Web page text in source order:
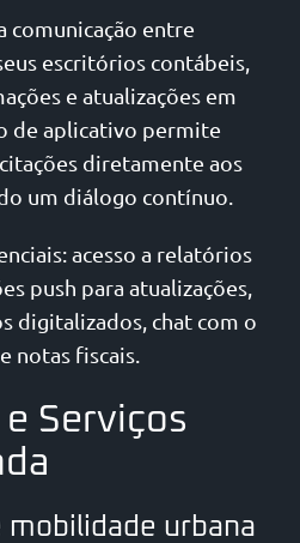
comunicação entre
escritórios contábeis,
e atualizações em
de aplicativo permite
diretamente aos
um diálogo contínuo.
acesso a relatórios
push para atualizações,
digitalizados, chat com o
notas fiscais.
Serviços
mobilidade urbana